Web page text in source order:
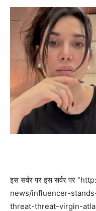
इस सर्वर पर इस सर्वर पर
news/influencer-
threat-threat-virgin-